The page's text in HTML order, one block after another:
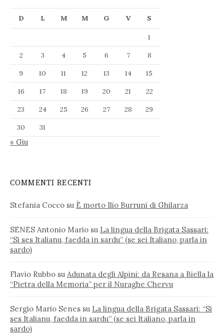
D L M M G V S
1
2
3 4 5 6 7
8
9
10 11 12 13 14
15
16
17 18 19 20 21
22
23
24 25 26 27 28
29
30
31
« Giu
COMMENTI RECENTI
Stefania Cocco su È morto Ilio Burruni di Ghilarza
SENES Antonio Mario su La lingua della Brigata Sassari:
“Si ses Italianu, faedda in sardu” (se sei Italiano, parla in
sardo)
Flavio Rubbo su Adunata degli Alpini: da Resana a Biella la
“Pietra della Memoria” per il Nuraghe Chervu
Sergio Mario Senes su La lingua della Brigata Sassari: “Si
ses Italianu, faedda in sardu” (se sei Italiano, parla in
sardo)